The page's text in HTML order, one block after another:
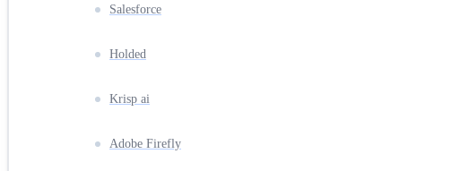
Salesforce
Holded
Krisp ai
Adobe Firefly